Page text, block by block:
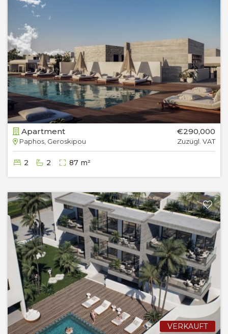
Apartment
Paphos, Geroskipou
€290,000
Zuzügl. VAT
2 2 87 m²
VERKAUFT